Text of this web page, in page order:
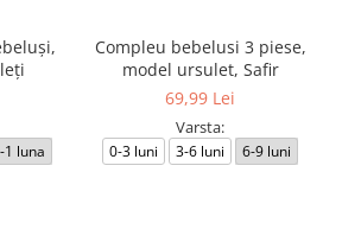
1 luna
Compleu bebelusi 3 piese,
model ursulet, Safir
69,99 Lei
Varsta:
0-3 luni 3-6 luni 6-9 luni